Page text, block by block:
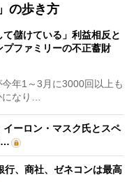
の歩き方
て儲けている」利益相反と
ファミリーの不正蓄財
年1～3月に3000回以上も
になり…
イーロン・マスク氏とスペ
…
行、商社、ゼネコンは最高